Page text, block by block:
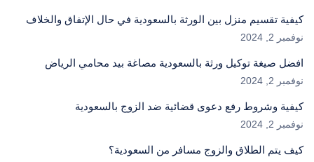
كيفية تقسيم منزل بين الورثة بالسعودية في حال الإتفاق والخلاف
نوفمبر 2, 2024
افضل صيغة توكيل ورثة بالسعودية مصاغة بيد محامي الرياض
نوفمبر 2, 2024
كيفية وشروط رفع دعوى قضائية ضد الزوج بالسعودية
نوفمبر 2, 2024
كيف يتم الطلاق والزوج مسافر من السعودية؟